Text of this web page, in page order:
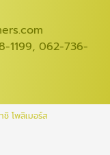
1199, 062-736-
โพลิเมอร์ส